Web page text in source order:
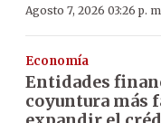
Agosto 7, 2026 03:26 p.
Economía
Entidades
coyuntura más